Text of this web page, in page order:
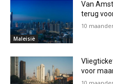
Maleisië
Van
terug
10
voor